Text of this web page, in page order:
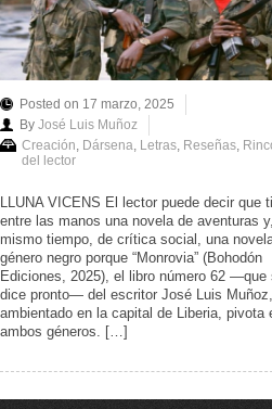
Posted on 17 marzo, 2025
By José Luis Muñoz
Creación Dársena Letras Reseñas
del lector
LLUNA VICENS El lector puede decir que
entre las manos una novela de aventuras
mismo tiempo, de crítica social, una
género negro porque “Monrovia” (Bohodón
Ediciones, 2025), el libro número 62 —que
dice pronto— del escritor José Luis Muñoz,
ambientado en la capital de Liberia, pivota
ambos géneros. […]